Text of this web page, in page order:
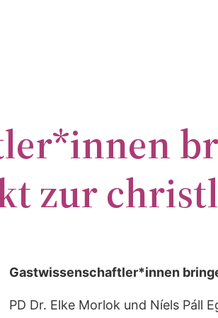
zur
Gastwissenschaftler*innen
PD Dr. Elke Morlok und Níels Páll